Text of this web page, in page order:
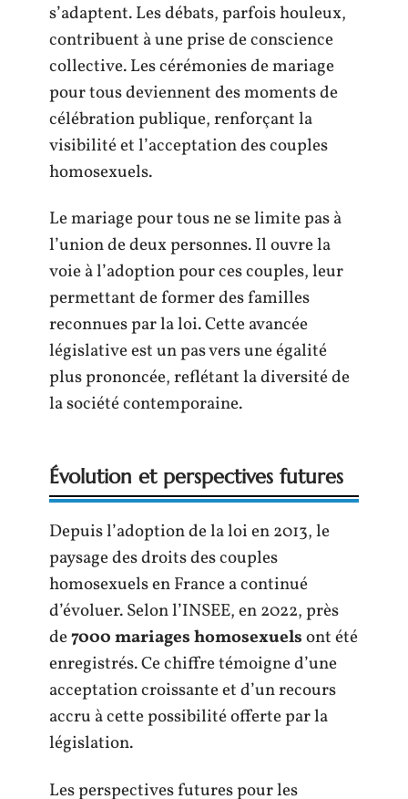
s’adaptent. Les débats, parfois houleux,
contribuent à une prise de conscience
collective. Les cérémonies de mariage
pour tous deviennent des moments de
célébration publique, renforçant la
visibilité et l’acceptation des couples
homosexuels.
Le mariage pour tous ne se limite pas à
l’union de deux personnes. Il ouvre la
voie à l’adoption pour ces couples, leur
permettant de former des familles
reconnues par la loi. Cette avancée
législative est un pas vers une égalité
plus prononcée, reflétant la diversité de
la société contemporaine.
Évolution et perspectives futures
Depuis l’adoption de la loi en 2013, le
paysage des droits des couples
homosexuels en France a continué
d’évoluer. Selon l’INSEE, en 2022, près
de7000 mariages homosexuelsont été
enregistrés. Ce chiffre témoigne d’une
acceptation croissante et d’un recours
accru à cette possibilité offerte par la
législation.
Les perspectives futures pour les